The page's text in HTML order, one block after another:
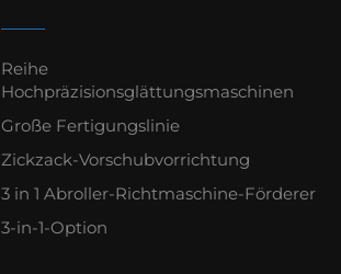
Reihe
Hochpräzisionsglättungsmaschinen
Große Fertigungslinie
Zickzack-Vorschubvorrichtung
3 in 1 Abroller-Richtmaschine-Förderer
3-in-1-Option